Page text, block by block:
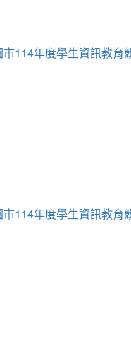
114年度學生資訊教育
114年度學生資訊教育